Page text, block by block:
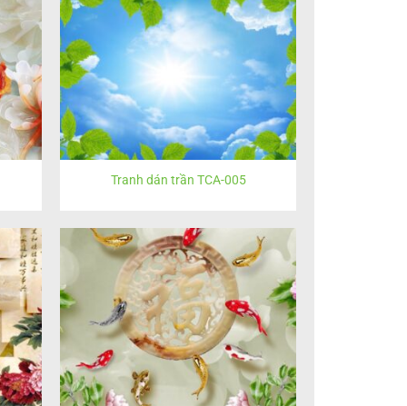
Tranh dán trần TCA-005